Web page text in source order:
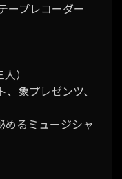
ープレコーダー
）
象プレゼンツ、
めるミュージシャ